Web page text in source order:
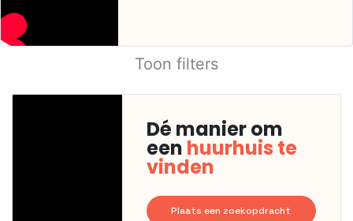
Toon filters
Dé manier om
een huurhuis te
vinden
Plaats een zoekopdracht